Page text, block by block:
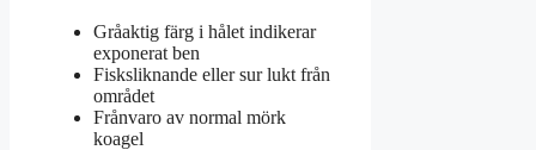
Gråaktig färg i hålet indikerar
exponerat ben
Fisksliknande eller sur lukt från
området
Frånvaro av normal mörk
koagel